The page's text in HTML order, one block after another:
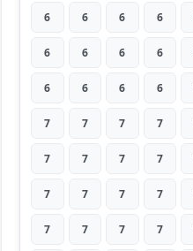
6 6 6 6
6 6 6 6
6 6 6 6
7 7 7 7
7 7 7 7
7 7 7 7
7 7 7 7